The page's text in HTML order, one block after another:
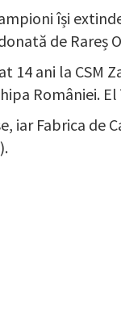
își
de
14 ani la CSM
României.
iar Fabrica